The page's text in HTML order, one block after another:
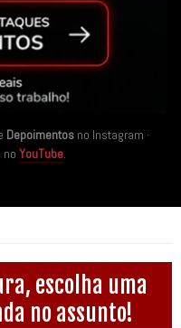
Depoimentosno Instagram ·
no YouTube.
escolha uma
no assunto!